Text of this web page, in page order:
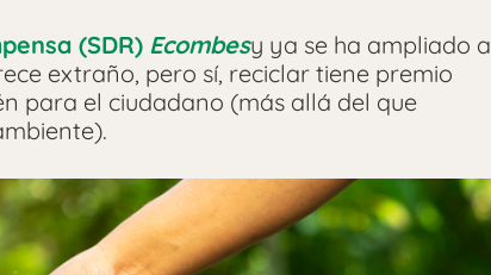
(SDR) Ecombesy ya se ha ampliado a
extraño, pero sí, reciclar tiene premio
para el ciudadano (más allá del que